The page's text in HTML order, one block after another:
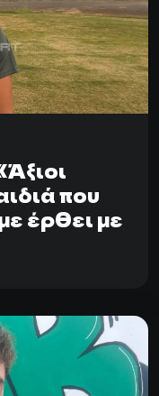
που
έρθει με